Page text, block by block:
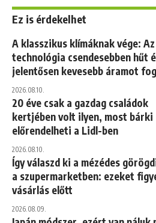
Ez is érdekelhet
A klasszikus klímáknak vége:
technológia csendesebben hűt
jelentősen kevesebb áramot
2026.08.10.
20 éve csak a gazdag családok
kertjében volt ilyen, most bárki
előrendelheti a Lidl-ben
2026.08.10.
Így válaszd ki a mézédes
a szupermarketben: ezeket
vásárlás előtt
2026.08.09.